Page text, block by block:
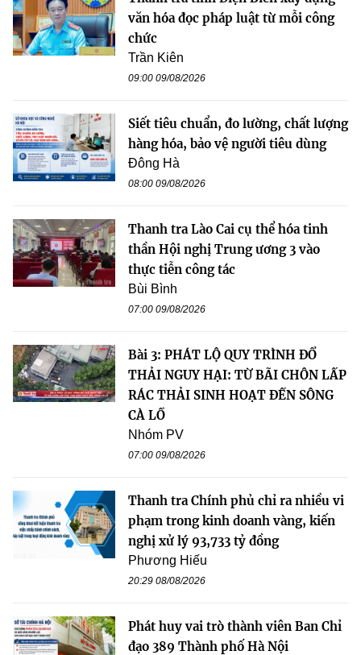
văn hóa đọc pháp luật từ mỗi công
chức
Trần Kiên
09:00 09/08/2026
Siết tiêu chuẩn, đo lường, chất lượng
hàng hóa, bảo vệ người tiêu dùng
Đông Hà
08:00 09/08/2026
Thanh tra Lào Cai cụ thể hóa tinh
thần Hội nghị Trung ương 3 vào
thực tiễn công tác
Bùi Bình
07:00 09/08/2026
Bài 3: PHÁT LỘ QUY TRÌNH ĐỔ
THẢI NGUY HẠI: TỪ BÃI CHÔN LẤP
RÁC THẢI SINH HOẠT ĐẾN SÔNG
CÀ LỒ
Nhóm PV
07:00 09/08/2026
Thanh tra Chính phủ chỉ ra nhiều vi
phạm trong kinh doanh vàng, kiến
nghị xử lý 93,733 tỷ đồng
Phương Hiếu
20:29 08/08/2026
Phát huy vai trò thành viên Ban Chỉ
đạo 389 Thành phố Hà Nội